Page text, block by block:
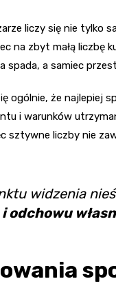
liczy się nie tylko
na zbyt małą liczbę
spada, a samiec
ogólnie, że najlepiej
i warunków
sztywne liczby nie
widzenia
odchowu